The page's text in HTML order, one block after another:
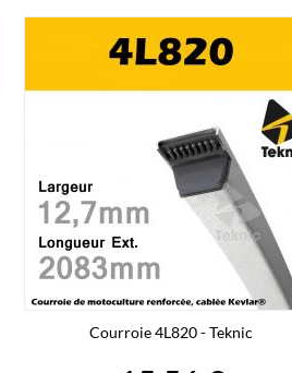
Courroie 4L820 - Teknic